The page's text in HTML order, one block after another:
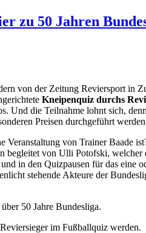
zu 50 Jahren
von der Zeitung Reviersport in
Kneipenquiz durchs
Und die Teilnahme lohnt sich,
Preisen durchgeführt
Veranstaltung von Trainer Baade
begleitet von Ulli Potofski,
in den Quizpausen für das
stehende Akteure der
50 Jahre Bundesliga.
im Fußballquiz werden.